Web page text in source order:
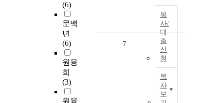
(6)
문백
년
(6)
원융
희
(3)
원융
복
사/
대
출
신
청
목
차
보
7